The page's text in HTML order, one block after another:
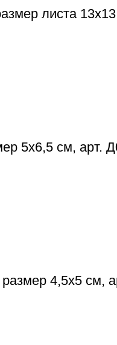
листа
5х6,5 см, арт.
4,5х5 см,